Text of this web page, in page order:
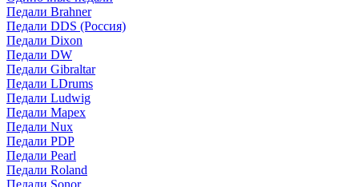
Педали Brahner
Педали DDS (Россия)
Педали Dixon
Педали DW
Педали Gibraltar
Педали LDrums
Педали Ludwig
Педали Mapex
Педали Nux
Педали PDP
Педали Pearl
Педали Roland
Педали Sonor